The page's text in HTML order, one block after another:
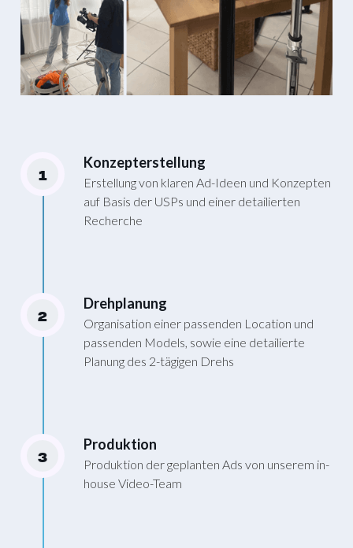
1
Konzepterstellung
Erstellung von klaren Ad-Ideen und Konzepten
auf Basis der USPs und einer detailierten
Recherche
2
Drehplanung
Organisation einer passenden Location und
passenden Models, sowie eine detailierte
Planung des 2-tägigen Drehs
3
Produktion
Produktion der geplanten Ads von unserem in-
house Video-Team